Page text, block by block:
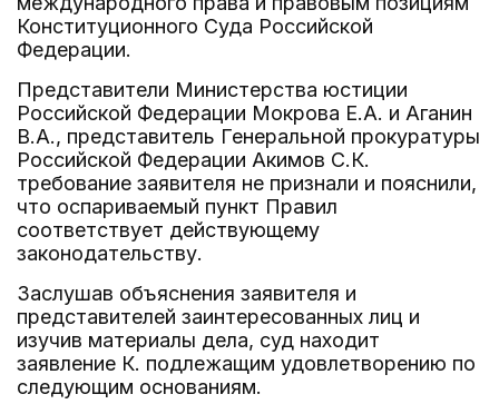
Конституционного Суда Российской
Федерации.
Представители Министерства юстиции
Российской Федерации Мокрова Е.А. и Аганин
В.А., представитель Генеральной прокуратуры
Российской Федерации Акимов С.К.
требование заявителя не признали и пояснили,
что оспариваемый пункт Правил
соответствует действующему
законодательству.
Заслушав объяснения заявителя и
представителей заинтересованных лиц и
изучив материалы дела, суд находит
заявление К. подлежащим удовлетворению по
следующим основаниям.